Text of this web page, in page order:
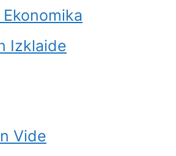
Izklaide
Vide